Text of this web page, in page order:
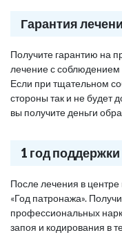
Гарантия
Получите гарантию на
лечение с
Если при тщательном
стороны так и не будет
вы получите деньги
1 год поддержки
После лечения в
«Год патронажа».
профессиональных
запоя и кодирования в